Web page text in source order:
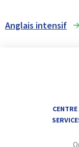
Anglais intensif